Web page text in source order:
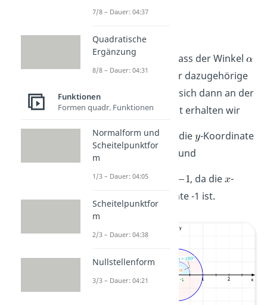
Beispiel
Nehmen wir an, dass der Winkel
gleich 180° ist. Der dazugehörige
Punkt
befindet sich dann an der
Stelle (-1, 0). Damit erhalten wir
, da die -Koordinate
0 ist und
, da die
-
Koordinate -1 ist.
7/8 – Dauer: 04:37
Quadratische
Ergänzung
8/8 – Dauer: 04:31
Funktionen
Formen quadr. Funktionen
Normalform und
Scheitelpunktfor
m
1/3 – Dauer: 04:05
Scheitelpunktfor
m
2/3 – Dauer: 04:38
Nullstellenform
3/3 – Dauer: 04:21